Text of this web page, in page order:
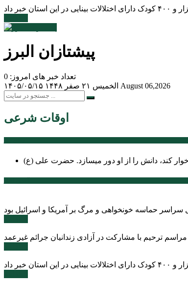
پیشتازان البرز
تعداد خبر های امروز: 0
۱۴۰۵/۰۵/۱۵
الخميس ۲۱ صفر ۱۴۴۸ August 06,2026
اوقات شرعی
كند، دانش را از او دور میسازد. حضرت علی (ع)
ترحیم با مشارکت در آزادی زندانیان جرائم غیرعمد